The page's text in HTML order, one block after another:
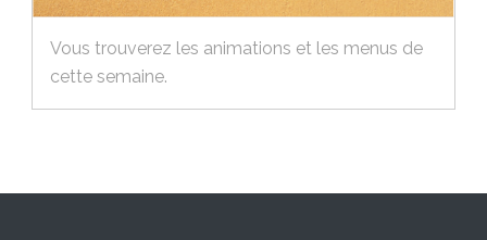
Vous trouverez les animations et les menus de
cette semaine.